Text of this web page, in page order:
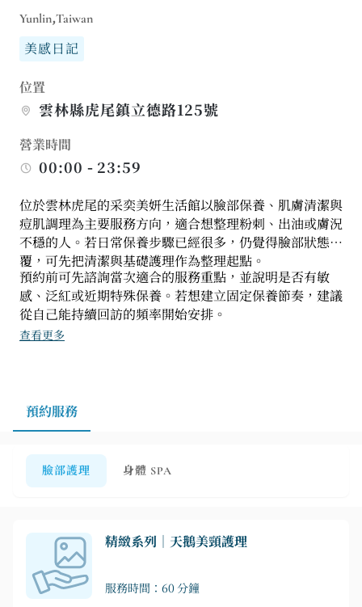
Yunlin,Taiwan
美感日記
位置
雲林縣虎尾鎮立德路125號
營業時間
00:00 - 23:59
位於雲林虎尾的采奕美妍生活館以臉部保養、肌膚清潔與
痘肌調理為主要服務方向，適合想整理粉刺、出油或膚況
不穩的人。若日常保養步驟已經很多，仍覺得臉部狀態反
覆，可先把清潔與基礎護理作為整理起點。
預約前可先諮詢當次適合的服務重點，並說明是否有敏
感、泛紅或近期特殊保養。若想建立固定保養節奏，建議
從自己能持續回訪的頻率開始安排。
查看更多
預約服務
臉部護理 身體 SPA
精緻系列｜天鵝美頸護理
服務時間：60 分鐘